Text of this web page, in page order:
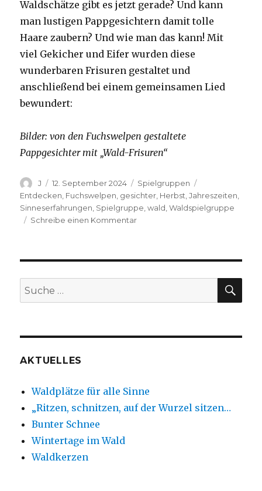
Waldschätze gibt es jetzt gerade? Und kann
man lustigen Pappgesichtern damit tolle
Haare zaubern? Und wie man das kann! Mit
viel Gekicher und Eifer wurden diese
wunderbaren Frisuren gestaltet und
anschließend bei einem gemeinsamen Lied
bewundert:
Bilder: von den Fuchswelpen gestaltete
Pappgesichter mit „Wald-Frisuren“
Autor
J
Veröffentlicht
am
12. September 2024 Kategorien
Spielgruppen
Entdecken Fuchswelpen gesichter Herbst ,Jahreszeiten
Sinneserfahrungen Spielgruppe ,wald ,Waldspielgruppe
Schreibe einen Kommentarzu
das
wunderbar!
Suche
nach:
AKTUELLES
Waldplätze für alle Sinne
„Ritzen, schnitzen, auf der Wurzel sitzen…
Bunter Schnee
Wintertage im Wald
Waldkerzen